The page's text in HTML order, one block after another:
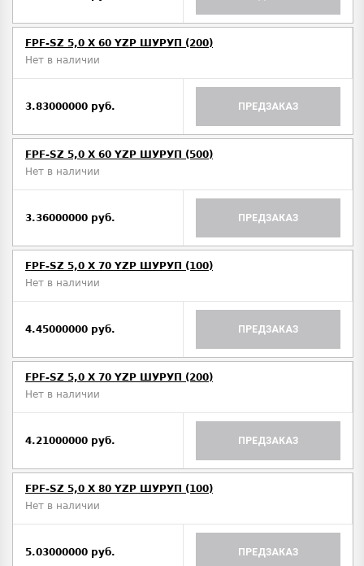
FPF-SZ 5,0 X 60 YZP ШУРУП (200)
Нет в наличии
3.83000000 руб. ПРЕДЗАКАЗ
FPF-SZ 5,0 X 60 YZP ШУРУП (500)
Нет в наличии
3.36000000 руб. ПРЕДЗАКАЗ
FPF-SZ 5,0 X 70 YZP ШУРУП (100)
Нет в наличии
4.45000000 руб. ПРЕДЗАКАЗ
FPF-SZ 5,0 X 70 YZP ШУРУП (200)
Нет в наличии
4.21000000 руб. ПРЕДЗАКАЗ
FPF-SZ 5,0 X 80 YZP ШУРУП (100)
Нет в наличии
5.03000000 руб. ПРЕДЗАКАЗ